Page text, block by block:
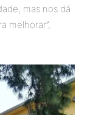
mas nos dá
melhorar”,